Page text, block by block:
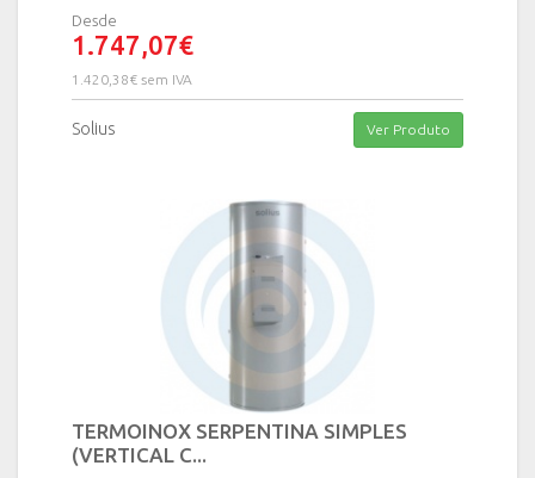
Desde
1.747,07€
1.420,38€ sem IVA
Solius Ver Produto
TERMOINOX SERPENTINA SIMPLES
(VERTICAL C...